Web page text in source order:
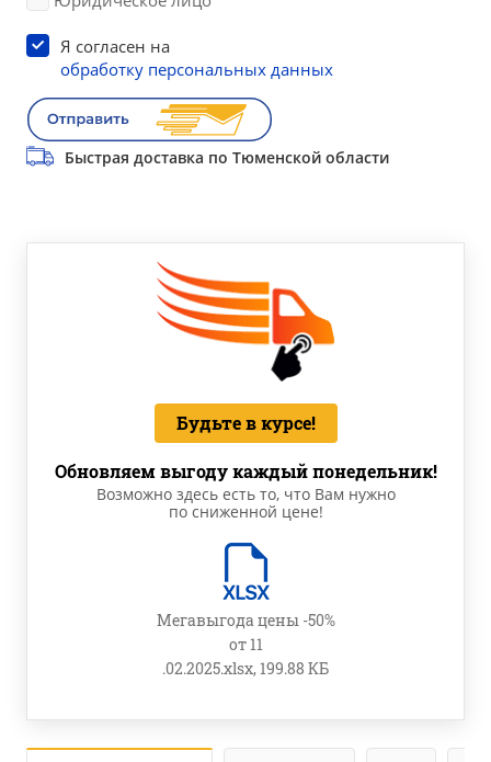
Я согласен на
обработку персональных данных
Быстрая доставка по Тюменской области
Будьте в курсе!
Обновляем выгоду каждый понедельник!
Возможно здесь есть то, что Вам нужно
по сниженной цене!
Мегавыгода цены -50%
от 11
.02.2025.xlsx, 199.88 КБ